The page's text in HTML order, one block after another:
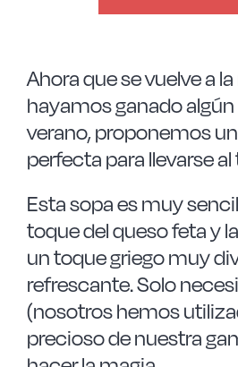
Ahora que se vuelve a
hayamos ganado algún
verano, proponemos
perfecta para llevarse
Esta sopa es muy
toque del queso feta y
un toque griego muy
refrescante. Solo
(nosotros hemos
precioso de nuestra